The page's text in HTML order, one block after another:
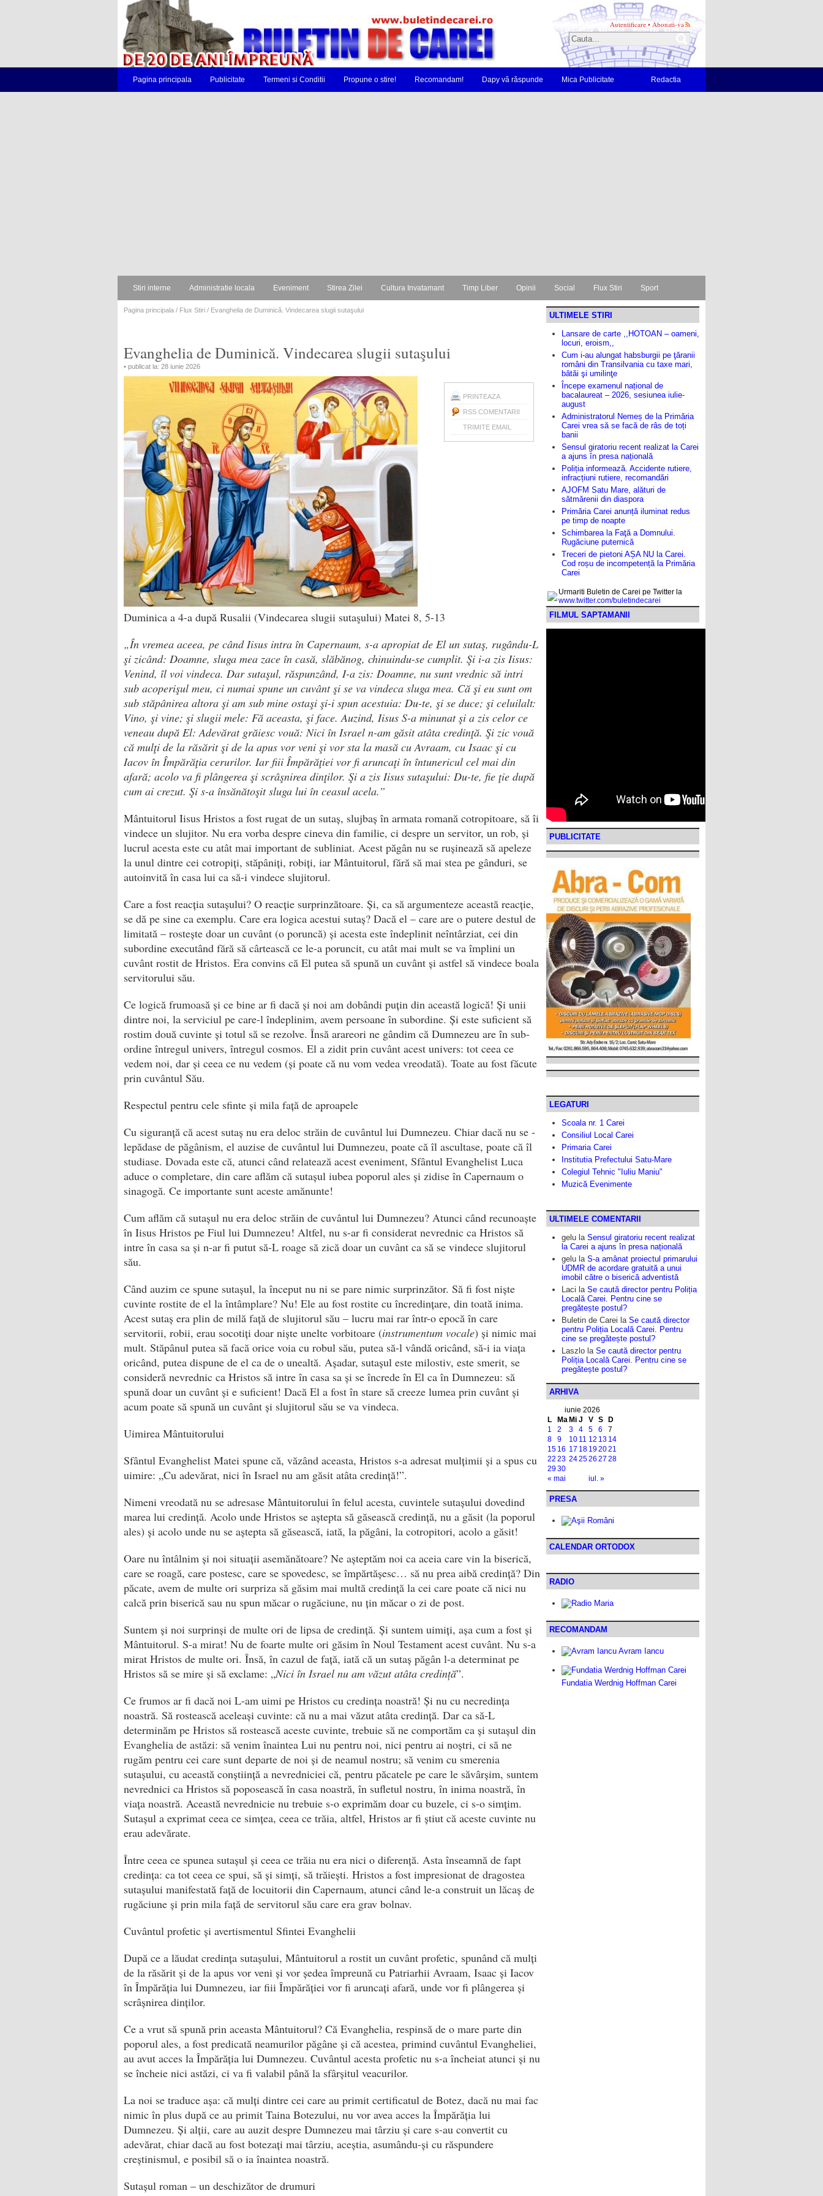
Autentificare • Abonati-va
Pagina principala Publicitate Termeni si Conditii Propune o stire! Recomandam! Dapy vă răspunde Mica Publicitate Redactia
Stiri interne Administratie locala Eveniment Stirea Zilei Cultura Invatamant Timp Liber Opinii Social Flux Stiri Sport
Pagina principala / Flux Stiri / Evanghelia de Duminică. Vindecarea slugii sutaşului
Evanghelia de Duminică. Vindecarea slugii sutaşului
• publicat la: 28 iunie 2026
PRINTEAZA
RSS COMENTARII
TRIMITE EMAIL
Duminica a 4-a după Rusalii (Vindecarea slugii sutaşului) Matei 8, 5-13
„În vremea aceea, pe când Iisus intra în Capernaum, s-a apropiat de El un sutaş, rugându-L
şi ­zicând: Doamne, sluga mea zace în casă, slăbănog, chinuindu-se ­cumplit. Şi i-a zis Iisus:
Venind, îl voi vindeca. Dar sutaşul, răspunzând, I-a zis: Doamne, nu sunt vrednic să intri
sub acoperişul meu, ci numai spune un cuvânt şi se va vindeca sluga mea. Că şi eu sunt om
sub stăpânirea altora şi am sub mine ostaşi şi-i spun acestuia: Du-te, şi se duce; şi celuilalt:
Vino, şi vine; şi ­slugii mele: Fă aceasta, şi face. Auzind, Iisus S-a minunat şi a zis celor ce
veneau după El: Adevărat grăiesc vouă: Nici în Israel n-am găsit atâta credinţă. Şi zic vouă
că mulţi de la răsărit şi de la apus vor veni şi vor sta la masă cu Avraam, cu Isaac şi cu
Iacov în Împărăţia cerurilor. Iar fiii Împărăţiei vor fi aruncaţi în ­întunericul cel mai din
afară; acolo va fi plângerea şi scrâşnirea dinţilor. Şi a zis Iisus sutaşului: Du-te, fie ţie după
cum ai crezut. Şi s-a însănătoşit sluga lui în ceasul acela.”
Mântuitorul Iisus Hristos a fost rugat de un su­taș, slujbaș în armata romană cotropitoare, să îi
vindece un slujitor. Nu era vorba despre cineva din familie, ci despre un servitor, un rob, și
lucrul acesta este cu atât mai important de sub­liniat. Acest păgân nu se ruși­nează să apeleze
la unul dintre cei co­tropiți, stăpâniți, robiți, iar Mântuitorul, fără să mai stea pe gânduri, se
autoinvită în casa lui ca să-i vindece slujitorul.
Care a fost reacția sutașului? O reacție surprinzătoare. Și, ca să argumenteze această reacție,
se dă pe sine ca exemplu. Care era logica acestui sutaș? Dacă el – care are o putere destul de
limitată – rostește doar un cuvânt (o poruncă) și acesta este îndeplinit neîntârziat, cei din
subordine executând fără să cârtească ce le-a poruncit, cu atât mai mult se va împlini un
cuvânt rostit de Hristos. Era convins că El putea să spună un cuvânt și astfel să vindece boala
servitorului său.
Ce logică frumoasă și ce bine ar fi dacă și noi am dobândi puțin din această logică! Și unii
dintre noi, la serviciul pe care-l îndeplinim, avem persoane în subordine. Și este suficient să
rostim două cuvinte și totul să se rezolve. Însă arareori ne gândim că Dumnezeu are în sub­
ordine întregul univers, întregul cosmos. El a zidit prin cuvânt acest univers: tot ceea ce
vedem noi, dar și ceea ce nu vedem (și poate că nu vom vedea vreodată). Toate au fost făcute
prin cuvântul Său.
Respectul pentru cele sfinte și mila față de aproapele
Cu siguranță că acest sutaș nu era deloc străin de cuvântul lui Dumnezeu. Chiar dacă nu se ­
lepădase de păgânism, el auzise de cuvântul lui Dumnezeu, poate că îl ascultase, poate că îl
studiase. Dovada este că, atunci când relatează acest eveniment, Sfântul Evanghelist Luca
aduce o completare, din care aflăm că sutașul iubea poporul ales și zidise în Capernaum o
sinagogă. Ce importante sunt aceste amănunte!
Cum aflăm că sutașul nu era deloc străin de cuvântul lui Dumnezeu? Atunci când recunoaște
în Iisus Hristos pe Fiul lui Dumnezeu! Altfel, nu s-ar fi considerat nevrednic ca Hristos să
intre în casa sa și n-ar fi putut să-L roage să zică doar un cuvânt ca să se vindece slujitorul
său.
Când auzim ce spune sutașul, la început nu ni se pare nimic surprinzător. Să fi fost niște
cuvinte rostite de el la întâmplare? Nu! Ele au fost rostite cu încredințare, din toată inima.
Acest sutaș era plin de milă față de slujitorul său – lucru mai rar într-o epocă în care
servitorii, robii, erau socotiți doar niște unelte vorbitoare (instrumentum vocale) și nimic mai
mult. Stăpânul putea să facă orice voia cu robul său, putea să-l vândă oricând, să-i ia viața
oricând, putea dispune de el ca de o unealtă. Așadar, sutașul este milostiv, este smerit, se
consideră nevrednic ca Hristos să intre în casa sa și se încrede în El ca în Dumnezeu: să
spună doar un cuvânt și e suficient! Dacă El a fost în stare să creeze lumea prin cuvânt și
acum poate să spună un cuvânt și slujitorul său se va vindeca.
Uimirea Mântuitorului
Sfântul Evanghelist Matei spune că, văzând aceasta, Hristos s-a adresat mulțimii și a spus cu
uimire: „Cu adevărat, nici în Israel nu am găsit atâta credință!”.
Nimeni vreodată nu se adresase Mântuitorului în felul acesta, cuvintele sutașului dovedind
marea lui credință. Acolo unde Hristos se aștepta să găsească credință, nu a găsit (la poporul
ales) și acolo unde nu se aștepta să găsească, iată, la păgâni, la cotropitori, acolo a găsit!
Oare nu întâlnim și noi situații asemănătoare? Ne așteptăm noi ca aceia care vin la biserică,
care se roagă, care postesc, care se spovedesc, se împărtășesc… să nu prea aibă credință? Din
păcate, avem de multe ori surpriza să găsim mai multă credință la cei care poate că nici nu
calcă prin biserică sau nu spun măcar o rugăciune, nu țin măcar o zi de post.
Suntem și noi surprinși de multe ori de lipsa de credință. Și suntem uimiți, așa cum a fost și
Mântuitorul. S-a mirat! Nu de foarte multe ori găsim în Noul Testament acest cuvânt. Nu s-a
mirat Hristos de multe ori. Însă, în cazul de față, iată că un sutaș păgân l-a determinat pe
Hristos să se mire și să exclame: „Nici în Israel nu am văzut atâta credință”.
Ce frumos ar fi dacă noi L-am uimi pe Hristos cu credința noastră! Și nu cu necredința
noastră. Să rostească aceleași cuvinte: că nu a mai văzut atâta credință. Dar ca să-L
determinăm pe Hristos să rostească aceste cuvinte, trebuie să ne comportăm ca și sutașul din
Evanghelia de astăzi: să venim înaintea Lui nu pentru noi, nici pentru ai noștri, ci să ne
rugăm pentru cei care sunt departe de noi și de neamul nostru; să venim cu smerenia
sutașului, cu această conștiință a nevredniciei că, pentru păcatele pe care le săvârșim, suntem
nevrednici ca Hristos să poposească în casa noastră, în sufletul nostru, în inima noastră, în
viața noastră. Această nevrednicie nu trebuie s-o exprimăm doar cu buzele, ci s-o simțim.
Sutașul a exprimat ceea ce simțea, ceea ce trăia, altfel, Hristos ar fi știut că aceste cuvinte nu
erau adevărate.
Între ceea ce spunea sutașul și ceea ce trăia nu era nici o diferență. Asta înseamnă de fapt
credința: ca tot ceea ce spui, să și simți, să trăiești. Hristos a fost impresionat de dragostea
suta­șului manifestată față de locuitorii din Capernaum, atunci când le-a construit un lăcaș de
rugăciune și prin mila față de servitorul său care era grav bolnav.
Cuvântul profetic și avertismentul Sfintei Evanghelii
După ce a lăudat credința sutașului, Mântuitorul a rostit un cuvânt profetic, spunând că mulți
de la răsărit și de la apus vor veni și vor ședea împreună cu Patriarhii Avraam, Isaac și Iacov
în Împărăția lui Dumnezeu, iar fiii Împărăției vor fi aruncați afară, unde vor fi plângerea și
scrâșnirea dinților.
Ce a vrut să spună prin aceasta Mântuitorul? Că Evanghelia, respinsă de o mare parte din
poporul ales, a fost predicată neamurilor păgâne și că acestea, primind cuvântul Evangheliei,
au avut acces la Împărăția lui Dumnezeu. Cuvântul acesta profetic nu s-a încheiat atunci și nu
se încheie nici astăzi, ci va fi valabil până la sfârșitul veacurilor.
La noi se traduce așa: că mulți dintre cei care au primit certificatul de Botez, dacă nu mai fac
nimic în plus după ce au primit Taina Botezului, nu vor avea acces la Împărăția lui
Dumnezeu. Și alții, care au auzit despre Dumnezeu mai târziu și care s-au convertit cu
adevărat, chiar dacă au fost botezați mai târziu, aceștia, asumându-și cu răspundere
creștinismul, e posibil să o ia îna­intea noastră.
Sutașul roman – un deschizător de drumuri
ULTIMELE STIRI
Lansare de carte ,,HOTOAN – oameni,
locuri, eroism,,
Cum i-au alungat habsburgii pe ţăranii
români din Transilvania cu taxe mari,
bătăi şi umilinţe
Începe examenul național de
bacalaureat – 2026, sesiunea iulie-
august
Administratorul Nemeș de la Primăria
Carei vrea să se facă de râs de toți
banii
Sensul giratoriu recent realizat la Carei
a ajuns în presa națională
Poliția informează. Accidente rutiere,
infracțiuni rutiere, recomandări
AJOFM Satu Mare, alături de
sătmărenii din diaspora
Primăria Carei anunță iluminat redus
pe timp de noapte
Schimbarea la Faţă a Domnului.
Rugăciune puternică
Treceri de pietoni AȘA NU la Carei.
Cod roșu de incompetență la Primăria
Carei
Urmariti Buletin de Carei pe Twitter la
www.twitter.com/buletindecarei
FILMUL SAPTAMANII
PUBLICITATE
LEGATURI
Scoala nr. 1 Carei
Consiliul Local Carei
Primaria Carei
Institutia Prefectului Satu-Mare
Colegiul Tehnic "Iuliu Maniu"
Muzică Evenimente
ULTIMELE COMENTARII
gelu la Sensul giratoriu recent realizat
la Carei a ajuns în presa națională
gelu la S-a amânat proiectul primarului
UDMR de acordare gratuită a unui
imobil către o biserică adventistă
Laci la Se caută director pentru Poliția
Locală Carei. Pentru cine se
pregătește postul?
Buletin de Carei la Se caută director
pentru Poliția Locală Carei. Pentru
cine se pregătește postul?
Laszlo la Se caută director pentru
Poliția Locală Carei. Pentru cine se
pregătește postul?
ARHIVA
iunie 2026
L
Ma Mi J V S D
« mai iul. »
1 2 3 4 5 6
7
8
9 10 11 12 13 14
15 16 17 18 192021
22 23 242526 27 28
2930
PRESA
CALENDAR ORTODOX
RADIO
RECOMANDAM
Avram Iancu
Fundatia Werdnig Hoffman Carei